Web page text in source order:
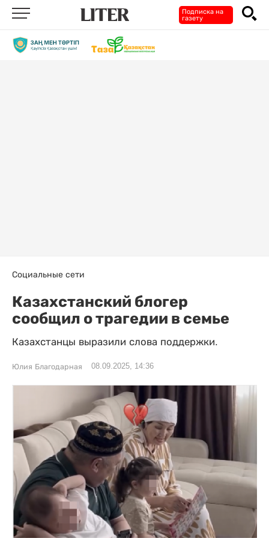
Подписка на
газету
Социальные сети
Казахстанский блогер
сообщил о трагедии в семье
Казахстанцы выразили слова поддержки.
Юлия Благодарная 08.09.2025, 14:36